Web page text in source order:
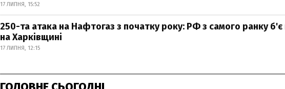
17 ЛИПНЯ, 15:52
250-та атака на Нафтогаз з початку року: РФ з самого ранку б'є
на Харківщині
17 ЛИПНЯ, 12:15